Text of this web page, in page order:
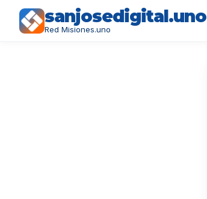
sanjosedigital.uno
Red Misiones.uno